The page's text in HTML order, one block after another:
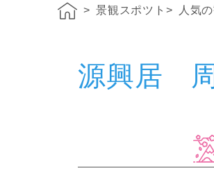
景観スポツト 人気
源興居